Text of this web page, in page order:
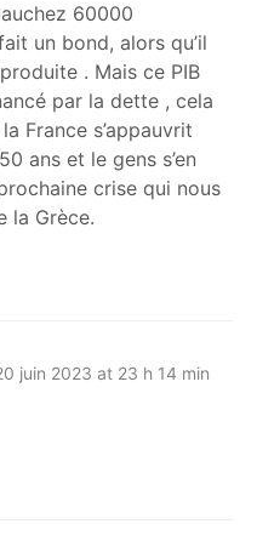
60000
un bond, alors qu’il
. Mais ce PIB
par la dette , cela
France s’appauvrit
ans et le gens s’en
crise qui nous
la Grèce.
juin 2023 at 23 h 14 min